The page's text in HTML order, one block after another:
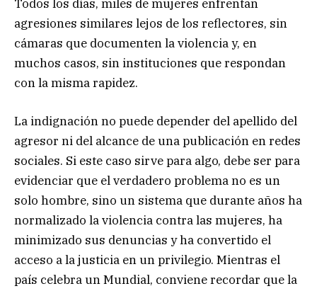
Todos los días, miles de mujeres enfrentan
agresiones similares lejos de los reflectores, sin
cámaras que documenten la violencia y, en
muchos casos, sin instituciones que respondan
con la misma rapidez.
La indignación no puede depender del apellido del
agresor ni del alcance de una publicación en redes
sociales. Si este caso sirve para algo, debe ser para
evidenciar que el verdadero problema no es un
solo hombre, sino un sistema que durante años ha
normalizado la violencia contra las mujeres, ha
minimizado sus denuncias y ha convertido el
acceso a la justicia en un privilegio. Mientras el
país celebra un Mundial, conviene recordar que la